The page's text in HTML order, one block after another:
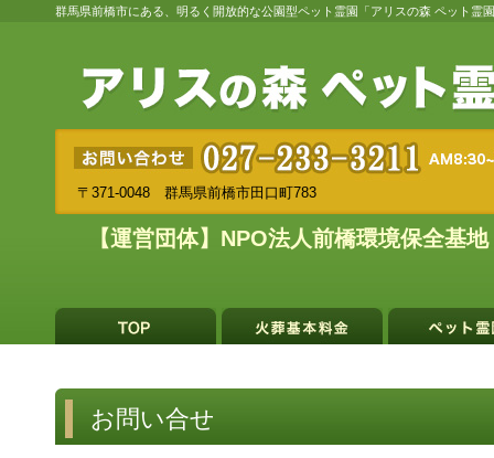
群馬県前橋市にある、明るく開放的な公園型ペット霊園「アリスの森 ペット霊
〒371-0048 群馬県前橋市田口町783
【運営団体】NPO法人前橋環境保全基地
お問い合せ